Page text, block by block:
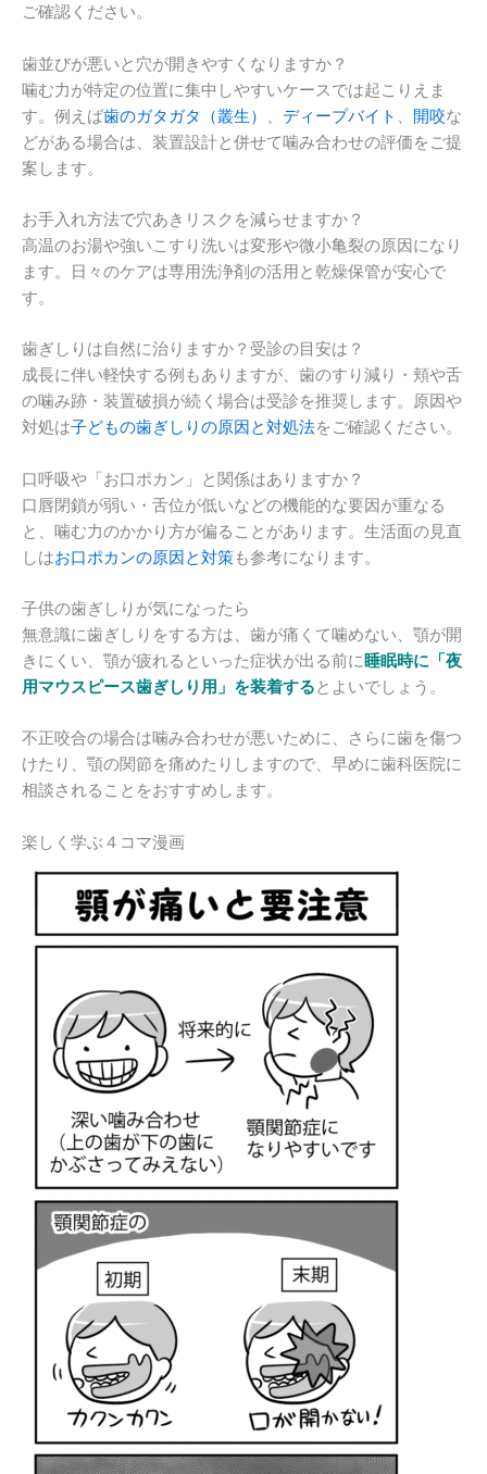
ご確認ください。
歯並びが悪いと穴が開きやすくなりますか？
噛む力が特定の位置に集中しやすいケースでは起こりえま
す。例えば歯のガタガタ（叢生） ディープバイト 開咬な
どがある場合は、装置設計と併せて噛み合わせの評価をご提
案します。
お手入れ方法で穴あきリスクを減らせますか？
高温のお湯や強いこすり洗いは変形や微小亀裂の原因になり
ます。日々のケアは専用洗浄剤の活用と乾燥保管が安心で
す。
歯ぎしりは自然に治りますか？受診の目安は？
成長に伴い軽快する例もありますが、歯のすり減り・頬や舌
の噛み跡・装置破損が続く場合は受診を推奨します。原因や
対処は子どもの歯ぎしりの原因と対処法をご確認ください。
口呼吸や「お口ポカン」と関係はありますか？
口唇閉鎖が弱い・舌位が低いなどの機能的な要因が重なる
と、噛む力のかかり方が偏ることがあります。生活面の見直
しはお口ポカンの原因と対策も参考になります。
子供の歯ぎしりが気になったら
無意識に歯ぎしりをする方は、歯が痛くて噛めない、顎が開
きにくい、顎が疲れるといった症状が出る前に 睡眠時に「夜
用マウスピース歯ぎしり用」を装着するとよいでしょう。
不正咬合の場合は噛み合わせが悪いために、さらに歯を傷つ
けたり、顎の関節を痛めたりしますので、早めに歯科医院に
相談されることをおすすめします。
楽しく学ぶ４コマ漫画